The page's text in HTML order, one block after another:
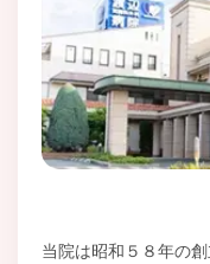
当院は昭和５８年の